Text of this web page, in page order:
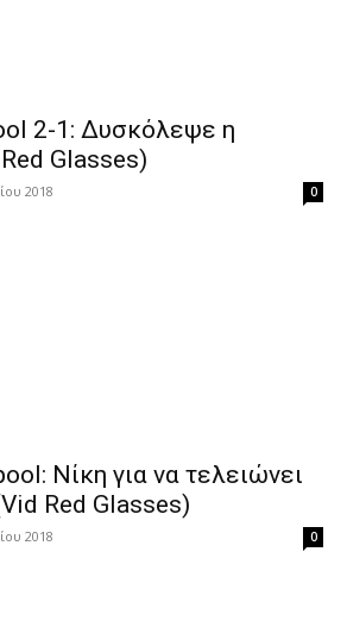
2-1: Δυσκόλεψε η
Glasses)
2018 0
Νίκη για να τελειώνει
Red Glasses)
2018 0